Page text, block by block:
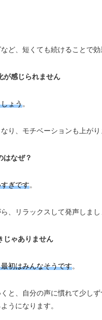
ど、短くても続けることで効
が感じられません
ょう。
り、モチベーションも上がり
はなぜ？
ぎです。
、リラックスして発声しまし
じゃありません
初はみんなそうです。
と、自分の声に慣れて少し
うになります。